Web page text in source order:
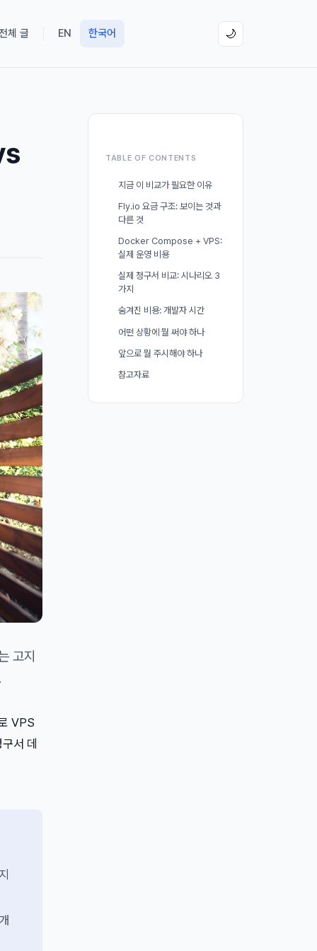
체 글 EN 한국어 🌙
고지
VPS
서 데
TABLE OF CONTENTS
지금 이 비교가 필요한 이유
Fly.io 요금 구조: 보이는 것과
다른 것
Docker Compose + VPS:
실제 운영 비용
실제 청구서 비교: 시나리오 3
가지
숨겨진 비용: 개발자 시간
어떤 상황에 뭘 써야 하나
앞으로 뭘 주시해야 하나
참고자료